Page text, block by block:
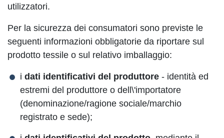
utilizzatori.
Per la sicurezza dei consumatori sono previste le
seguenti informazioni obbligatorie da riportare sul
prodotto tessile o sul relativo imballaggio:
i dati identificativi del produttore - identità ed
estremi del produttore o dell\'importatore
(denominazione/ragione sociale/marchio
registrato e sede);